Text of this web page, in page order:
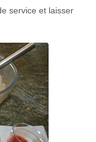
service et laisser